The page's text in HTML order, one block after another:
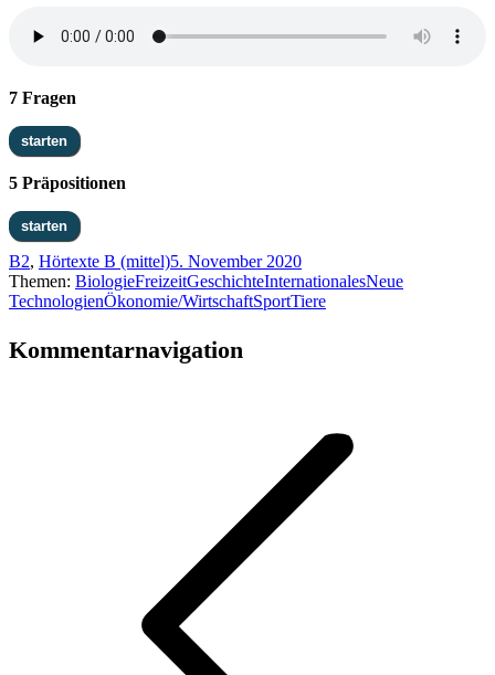
7 Fragen
5 Präpositionen
B2, Hörtexte B (mittel)5. November 2020
Themen: BiologieFreizeitGeschichteInternationalesNeue
TechnologienÖkonomie/WirtschaftSportTiere
Kommentarnavigation